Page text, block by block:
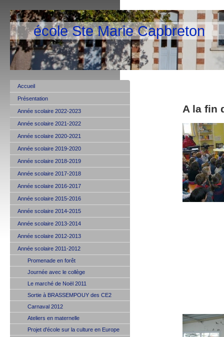
école Ste Marie Capbreton
A la fin
Accueil
Présentation
Année scolaire 2022-2023
Année scolaire 2021-2022
Année scolaire 2020-2021
Année scolaire 2019-2020
Année scolaire 2018-2019
Année scolaire 2017-2018
Année scolaire 2016-2017
Année scolaire 2015-2016
Année scolaire 2014-2015
Année scolaire 2013-2014
Année scolaire 2012-2013
Année scolaire 2011-2012
Promenade en forêt
Journée avec le collège
Le marché de Noël 2011
Sortie à BRASSEMPOUY des CE2
Carnaval 2012
Ateliers en maternelle
Projet d'école sur la culture en Europe